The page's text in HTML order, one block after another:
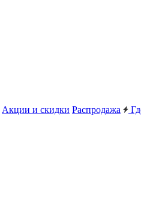
Акции и скидки Распродажа